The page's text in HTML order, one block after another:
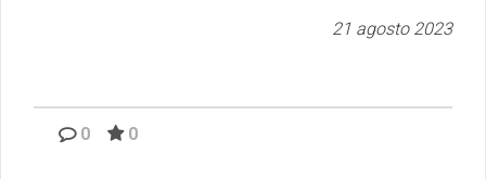
21 agosto 2023
0 0